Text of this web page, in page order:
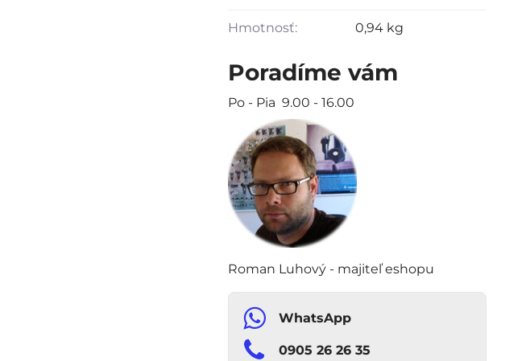
Hmotnosť: 0,94 kg
Poradíme vám
Po - Pia 9.00 - 16.00
Roman Luhový - majiteľ eshopu
WhatsApp
0905 26 26 35